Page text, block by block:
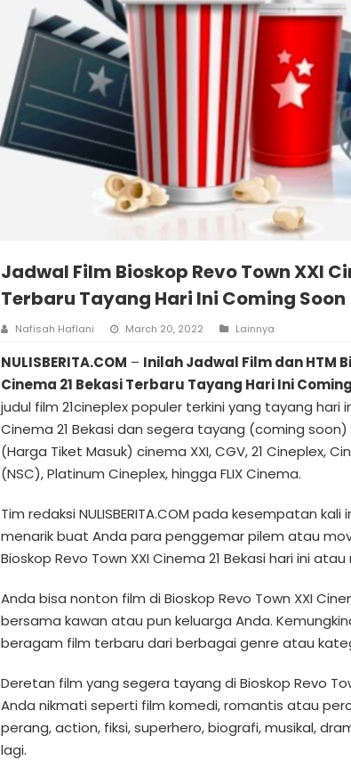
Jadwal Film Bioskop Revo Town XXI
Terbaru Tayang Hari Ini Coming Soon
Nafisah Haflani March 20, 2022 Lainnya
NULISBERITA.COM – Inilah Jadwal Film dan HTM
Cinema 21 Bekasi Terbaru Tayang Hari Ini
judul film 21cineplex populer terkini yang tayang hari
Cinema 21 Bekasi dan segera tayang (coming
(Harga Tiket Masuk) cinema XXI, CGV, 21 Cineplex,
(NSC), Platinum Cineplex, hingga FLIX Cinema.
Tim redaksi NULISBERITA.COM pada kesempatan
menarik buat Anda para penggemar pilem atau
Bioskop Revo Town XXI Cinema 21 Bekasi hari ini atau
Anda bisa nonton film di Bioskop Revo Town XXI
bersama kawan atau pun keluarga Anda.
beragam film terbaru dari berbagai genre atau
Deretan film yang segera tayang di Bioskop Revo
Anda nikmati seperti film komedi, romantis atau
perang, action, fiksi, superhero, biografi, musikal,
lagi.